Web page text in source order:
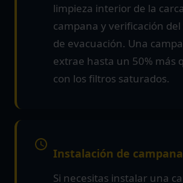
limpieza interior de la
campana y verificación
de evacuación. Una
extrae hasta un 50% más
con los filtros saturados.
Instalación de
Si necesitas instalar una